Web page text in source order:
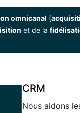
omnicanal (
et de la
CRM
Nous aidons